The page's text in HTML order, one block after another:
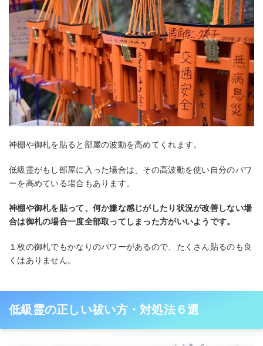
神棚や御札を貼ると部屋の波動を高めてくれます。
低級霊がもし部屋に入った場合は、その高波動を使い自分のパワ
ーを高めている場合もあります。
神棚や御札を貼って、何か嫌な感じがしたり状況が改善しない場
合は御札の場合一度全部取ってしまった方がいいようです。
１枚の御札でもかなりのパワーがあるので、たくさん貼るのも良
くはありません。
低級霊の正しい祓い方・対処法６選